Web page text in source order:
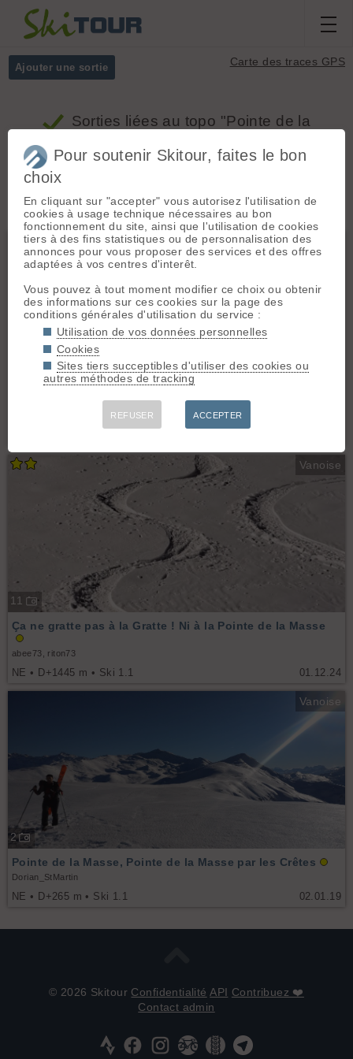
Carte des traces GPS
Ajouter une sortie
Sorties liées au topo "Pointe de la
Masse, Pointe de la Masse par les Crêtes"
Massifs Tous
Vanoise
Pointe de la Masse par le vallon du Lou
Vanoise
11
01.12.24
Ça ne gratte pas à la Gratte ! Ni à la Pointe de la Masse
abee73, riton73
NE • D+1445 m • Ski 1.1
Vanoise
2
02.01.19
Pointe de la Masse, Pointe de la Masse par les Crêtes
Dorian_StMartin
NE • D+265 m • Ski 1.1
© 2026 Skitour Confidentialité API Contribuez ❤️
Contact admin
Pour soutenir Skitour, faites le bon
choix
En cliquant sur "accepter" vous autorisez l'utilisation de
cookies à usage technique nécessaires au bon
fonctionnement du site, ainsi que l'utilisation de cookies
tiers à des fins statistiques ou de personnalisation des
annonces pour vous proposer des services et des offres
adaptées à vos centres d'interêt.
Vous pouvez à tout moment modifier ce choix ou obtenir
des informations sur ces cookies sur la page des
conditions générales d'utilisation du service :
Utilisation de vos données personnelles
Cookies
Sites tiers succeptibles d'utiliser des cookies ou
autres méthodes de tracking
REFUSER ACCEPTER